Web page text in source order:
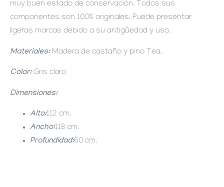
muy buen estado de conservación. Todos sus
componentes son 100% originales. Puede presentar
ligeras marcas debido a su antigüedad y uso.
Materiales: Madera de castaño y pino Tea.
Color:Gris claro
Dimensiones:
Alto:112 cm.
Ancho:118 cm.
Profundidad:60 cm.